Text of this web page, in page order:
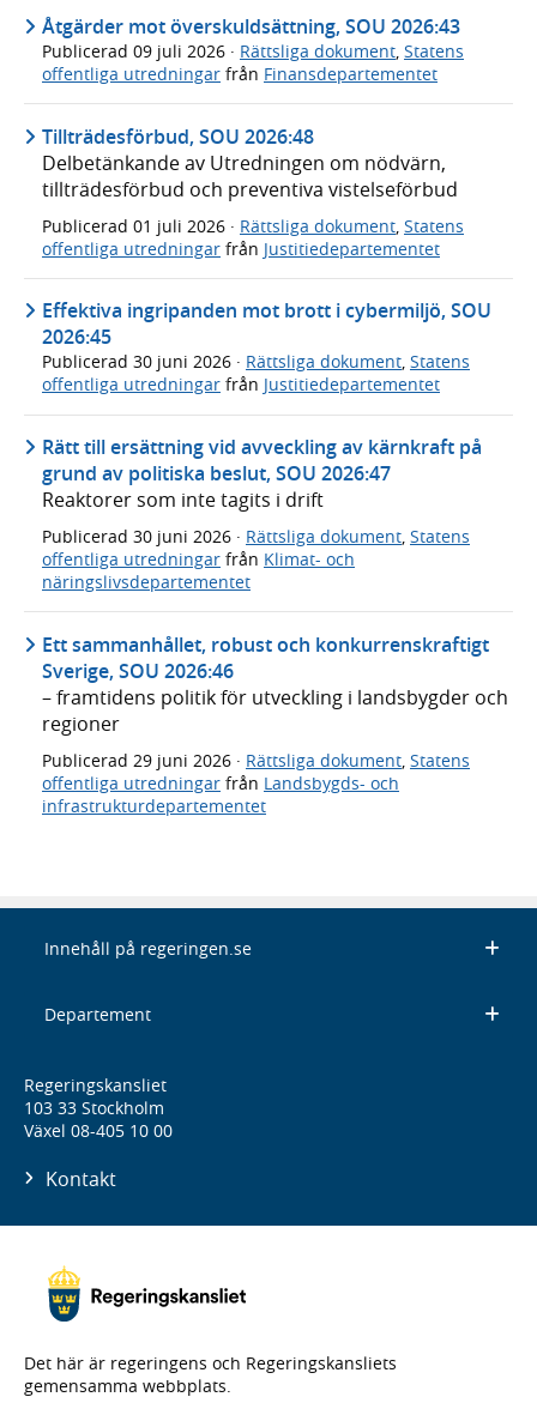
Åtgärder mot överskuldsättning, SOU 2026:43
Publicerad 09 juli 2026 · Rättsliga dokument, Statens
offentliga utredningar från Finansdepartementet
Tillträdesförbud, SOU 2026:48
Delbetänkande av Utredningen om nödvärn,
tillträdesförbud och preventiva vistelseförbud
Publicerad 01 juli 2026 · Rättsliga dokument Statens
offentliga utredningar från Justitiedepartementet
Effektiva ingripanden mot brott i cybermiljö, SOU
2026:45
Publicerad 30 juni 2026 · Rättsliga dokument, Statens
offentliga utredningar från Justitiedepartementet
Rätt till ersättning vid avveckling av kärnkraft på
grund av politiska beslut, SOU 2026:47
Reaktorer som inte tagits i drift
Publicerad 30 juni 2026 · Rättsliga dokument, Statens
offentliga utredningar från Klimat- och
näringslivsdepartementet
Ett sammanhållet, robust och konkurrenskraftigt
Sverige, SOU 2026:46
– framtidens politik för utveckling i landsbygder och
regioner
Publicerad 29 juni 2026 · Rättsliga dokument Statens
offentliga utredningar från Landsbygds- och
infrastrukturdepartementet
Innehåll på regeringen.se
Departement
Regeringskansliet
103 33 Stockholm
Växel 08-405 10 00
Kontakt
Det här är regeringens och Regeringskansliets
gemensamma webbplats.